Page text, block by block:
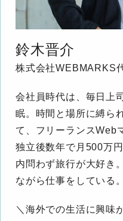
鈴木晋介
株式会社WEBMARKS
会社員時代は、毎日上
眠。時間と場所に縛ら
て、フリーランスWeb
独立後数年で月500万
内問わず旅行が大好き
ながら仕事をしている。
＼海外での生活に興味